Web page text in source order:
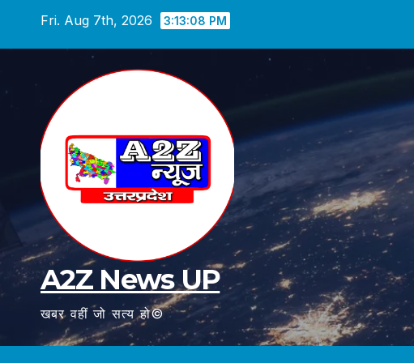
Fri. Aug 7th, 2026 3:13:09 PM
A2Z News UP
खबर वहीं जो सत्य हो©